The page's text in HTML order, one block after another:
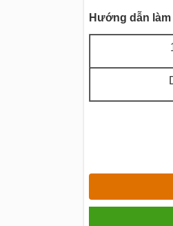
Hướng dẫn làm